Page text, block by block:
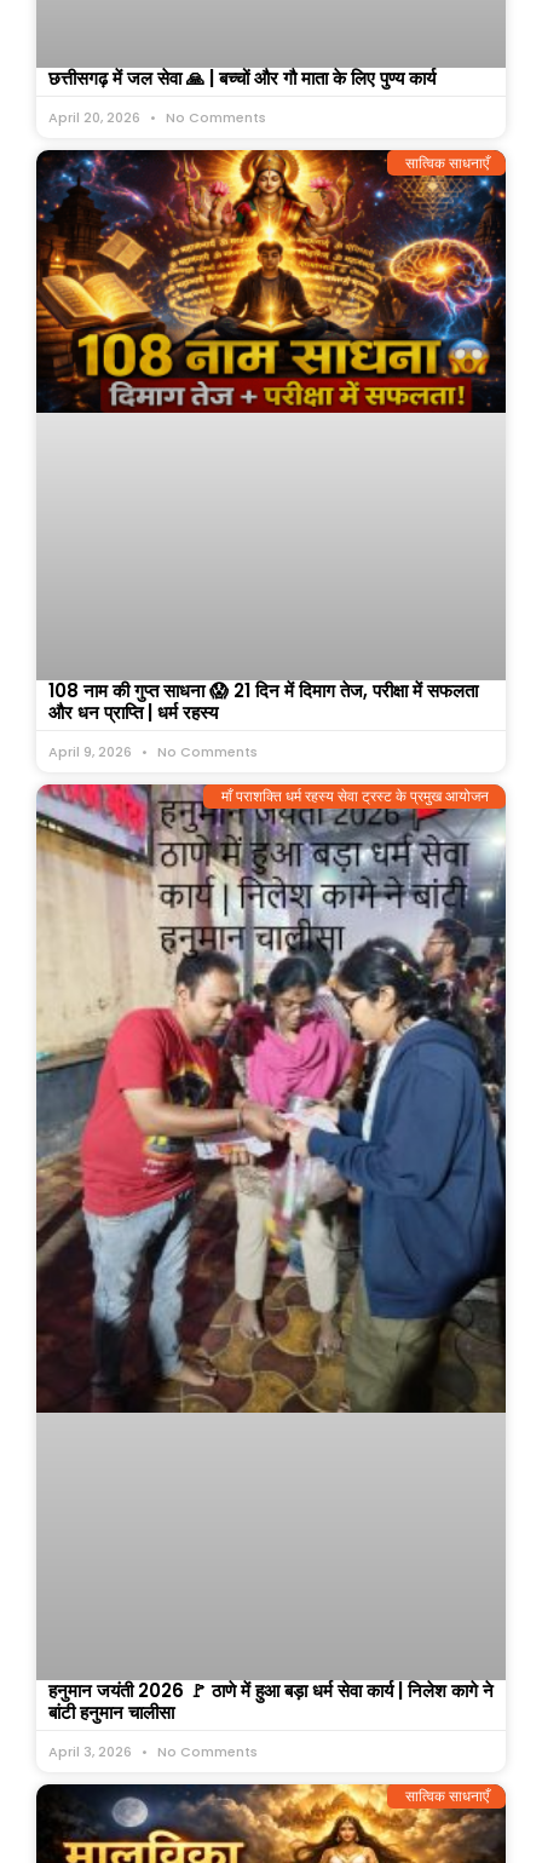
छत्तीसगढ़ में जल सेवा 🙏 | बच्चों और गौ माता के लिए पुण्य कार्य
April 20, 2026 No Comments
सात्विक साधनाएँ
108 नाम की गुप्त साधना 😱 21 दिन में दिमाग तेज, परीक्षा में सफलता
और धन प्राप्ति | धर्म रहस्य
April 9, 2026 No Comments
माँ पराशक्ति धर्म रहस्य सेवा ट्रस्ट के प्रमुख आयोजन
हनुमान जयंती 2026 🚩 ठाणे में हुआ बड़ा धर्म सेवा कार्य | निलेश कागे ने
बांटी हनुमान चालीसा
April 3, 2026 No Comments
सात्विक साधनाएँ